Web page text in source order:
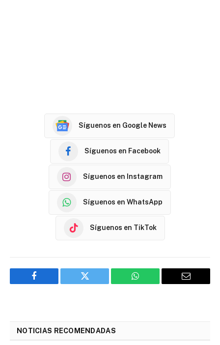
Síguenos en Google News
Síguenos en Facebook
Síguenos en Instagram
Síguenos en WhatsApp
Síguenos en TikTok
Facebook Twitter WhatsApp Email
NOTICIAS RECOMENDADAS